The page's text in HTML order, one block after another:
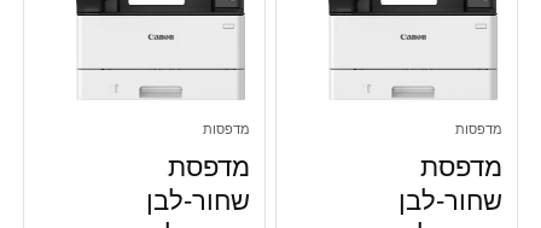
מדפסות
מדפסת
שחור-לבן
מדפסות
מדפסת
שחור-לבן